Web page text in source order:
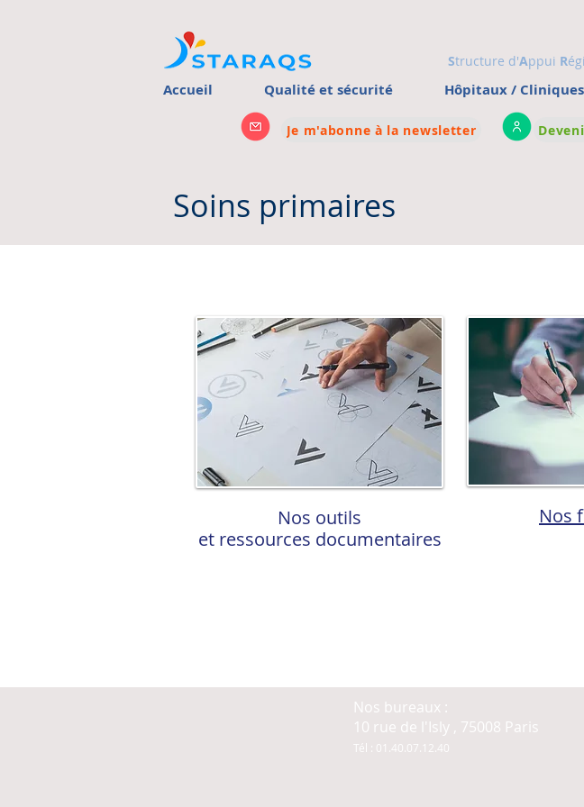
Structure d'Appui R
Accueil Qualité et sécurité Hôpitaux / Cliniques
Je m'abonne à la newsletter
Soins primaires
Nos outils
et ressources documentaires
Nos
Nos bureaux :
10 rue de l'Isly , 75008 Paris
Tél : 01.40.07.12.40